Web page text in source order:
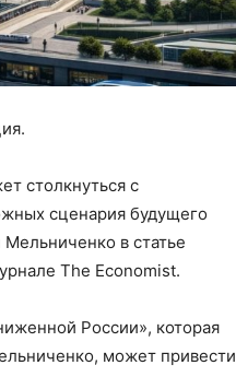
столкнуться с
сценария будущего
в статье
The Economist.
России», которая
может привести